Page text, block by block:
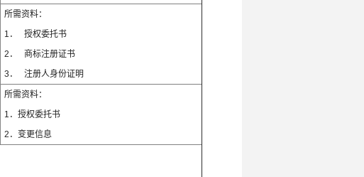
所需资料：
1． 授权委托书
2． 商标注册证书
3． 注册人身份证明
所需资料：
1．授权委托书
2．变更信息